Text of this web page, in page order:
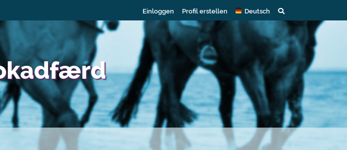
Einloggen Profil erstellen Deutsch